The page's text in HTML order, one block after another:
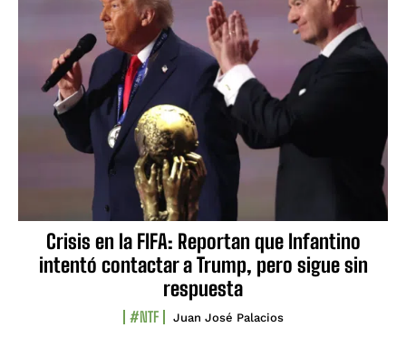
Crisis en la FIFA: Reportan que Infantino
intentó contactar a Trump, pero sigue sin
respuesta
#NTF Juan José Palacios